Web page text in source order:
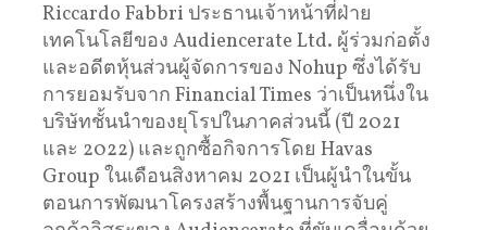
Riccardo Fabbri ประธานเจ้าหน้าที่ฝ่าย
เทคโนโลยีของ Audiencerate Ltd. ผู้ร่วมก่อตั้ง
และอดีตหุ้นส่วนผู้จัดการของ Nohup ซึ่งได้รับ
การยอมรับจาก Financial Times ว่าเป็นหนึ่งใน
บริษัทชั้นนำของยุโรปในภาคส่วนนี้ (ปี 2021
และ 2022) และถูกซื้อกิจการโดย Havas
Group ในเดือนสิงหาคม 2021 เป็นผู้นำในขั้น
ตอนการพัฒนาโครงสร้างพื้นฐานการจับคู่